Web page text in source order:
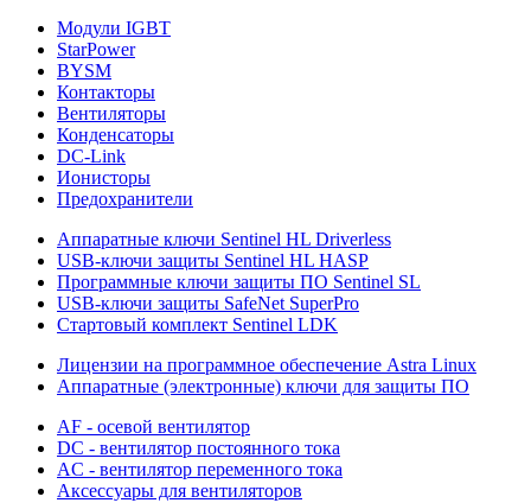
Модули IGBT
StarPower
BYSM
Контакторы
Вентиляторы
Конденсаторы
DC-Link
Ионисторы
Предохранители
Аппаратные ключи Sentinel HL Driverless
USB-ключи защиты Sentinel HL HASP
Программные ключи защиты ПО Sentinel SL
USB-ключи защиты SafeNet SuperPro
Стартовый комплект Sentinel LDK
Лицензии на программное обеспечение Astra Linux
Аппаратные (электронные) ключи для защиты ПО
AF - осевой вентилятор
DC - вентилятор постоянного тока
AC - вентилятор переменного тока
Аксессуары для вентиляторов